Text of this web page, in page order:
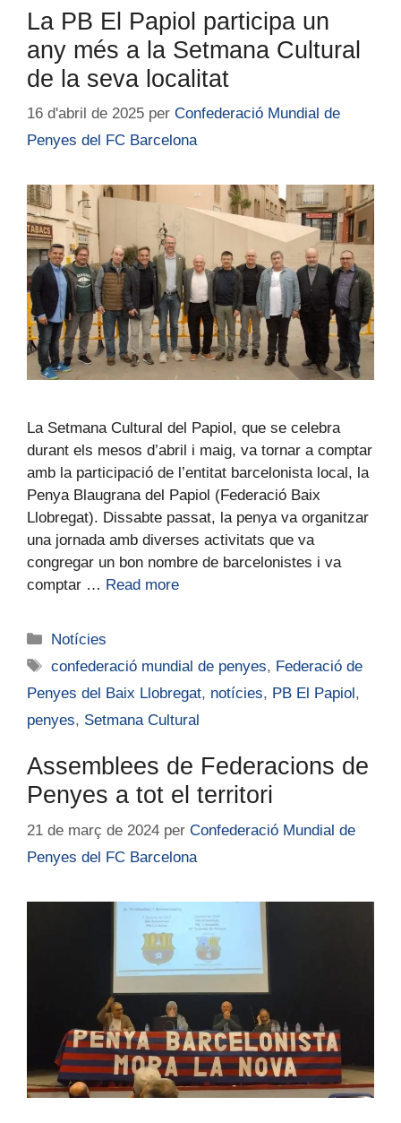
La PB El Papiol participa un
any més a la Setmana Cultural
de la seva localitat
16 d'abril de 2025 per Confederació Mundial de
Penyes del FC Barcelona
La Setmana Cultural del Papiol, que se celebra
durant els mesos d’abril i maig, va tornar a comptar
amb la participació de l’entitat barcelonista local, la
Penya Blaugrana del Papiol (Federació Baix
Llobregat). Dissabte passat, la penya va organitzar
una jornada amb diverses activitats que va
congregar un bon nombre de barcelonistes i va
comptar … Read more
Notícies
confederació mundial de penyes, Federació de
Penyes del Baix Llobregat, notícies, PB El Papiol ,
penyes, Setmana Cultural
Assemblees de Federacions de
Penyes a tot el territori
21 de març de 2024 per Confederació Mundial de
Penyes del FC Barcelona